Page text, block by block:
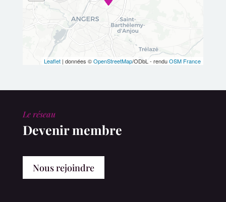
Leaflet | données ©OpenStreetMap/ODbL - renduOSM France
Le réseau
Devenir membre
Nous rejoindre